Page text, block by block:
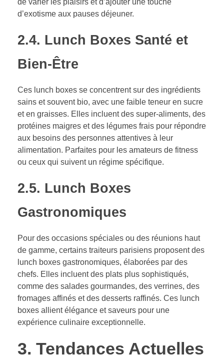
d’exotisme aux pauses déjeuner.
2.4. Lunch Boxes Santé et
Bien-Être
Ces lunch boxes se concentrent sur des ingrédients
sains et souvent bio, avec une faible teneur en sucre
et en graisses. Elles incluent des super-aliments, des
protéines maigres et des légumes frais pour répondre
aux besoins des personnes attentives à leur
alimentation. Parfaites pour les amateurs de fitness
ou ceux qui suivent un régime spécifique.
2.5. Lunch Boxes
Gastronomiques
Pour des occasions spéciales ou des réunions haut
de gamme, certains traiteurs parisiens proposent des
lunch boxes gastronomiques, élaborées par des
chefs. Elles incluent des plats plus sophistiqués,
comme des salades gourmandes, des verrines, des
fromages affinés et des desserts raffinés. Ces lunch
boxes allient élégance et saveurs pour une
expérience culinaire exceptionnelle.
3. Tendances Actuelles